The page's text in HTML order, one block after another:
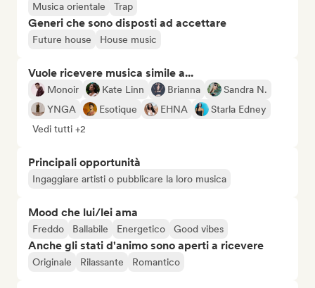
Musica orientale
Trap
Generi che sono disposti ad accettare
Future house House music
Vuole ricevere musica simile a...
Monoir Kate Linn Brianna
Sandra N.
YNGA
Esotique EHNA
Starla Edney
Vedi tutti +2
Principali opportunità
Ingaggiare artisti o pubblicare la loro musica
Mood che lui/lei ama
Freddo Ballabile Energetico Good vibes
Anche gli stati d'animo sono aperti a ricevere
Originale Rilassante Romantico